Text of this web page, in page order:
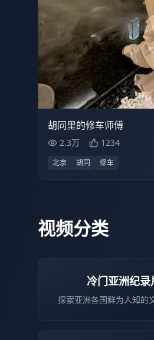
2.3万
胡同里的修车师傅
2.3万 1234
北京 胡同 修车
视频分类
冷门亚洲纪录
探索亚洲各国鲜为人知的